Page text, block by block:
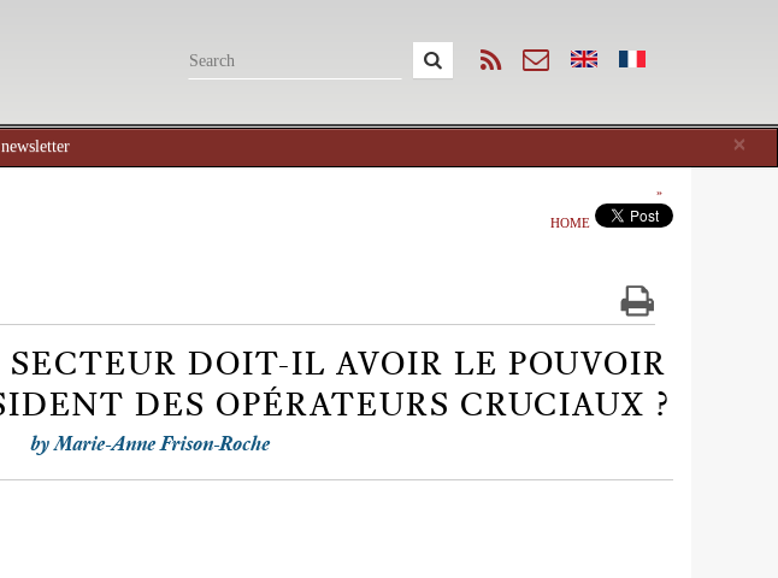
×
HOME
DOIT-IL AVOIR LE POUVOIR
DES OPÉRATEURS CRUCIAUX ?
by Marie-Anne Frison-Roche